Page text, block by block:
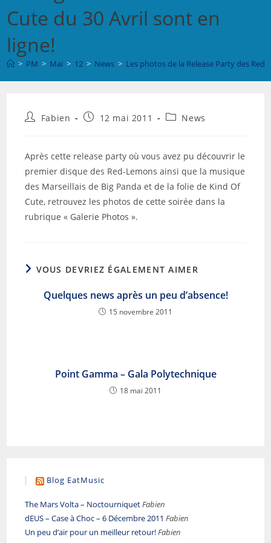
Cute du 30 Avril sont en
ligne!
> PM > Mai > 12 > News > Les photos de la Release Party des
Auteur/autrice
publication :
Fabien
Publication
12 mai 2011
PostNews
Après cette release party où vous avez pu découvrir le
premier disque des Red-Lemons ainsi que la musique
des Marseillais de Big Panda et de la folie de Kind Of
Cute, retrouvez les photos de cette soirée dans la
rubrique « Galerie Photos ».
VOUS DEVRIEZ ÉGALEMENT AIMER
Quelques news après un peu d’absence!
15 novembre 2011
Point Gamma – Gala Polytechnique
18 mai 2011
Blog EatMusic
The Mars Volta – NoctourniquetFabien
dEUS – Case à Choc – 6 Décembre 2011 Fabien
Un peu d’air pour un meilleur retour!Fabien